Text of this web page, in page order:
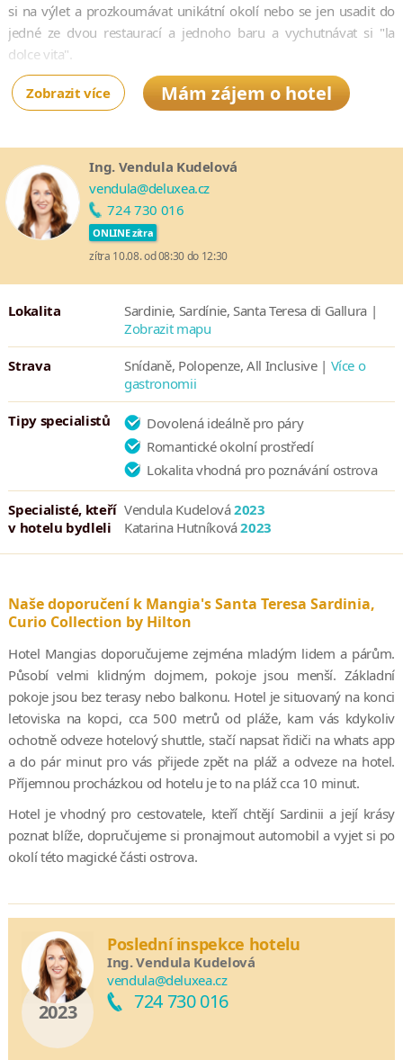
si na výlet a prozkoumávat unikátní okolí nebo se jen usadit do
jedné ze dvou restaurací a jednoho baru a vychutnávat si "la
dolce vita".
Součástí resortu je také venkovni bazén, fitness cetrum, tenisové
kurty a lázně.
ve dvoupatrové hlavní budově.
Zobrazit více Mám zájem o hotel
Ing. Vendula Kudelová
vendula@deluxea.cz
724 730 016
ONLINE zítra
zítra 10.08. od 08:30 do 12:30
Lokalita
Sardinie, Sardínie, Santa Teresa di Gallura |
Zobrazit mapu
Strava Snídaně, Polopenze, All Inclusive | Více o
gastronomii
Tipy specialistů
Dovolená ideálně pro páry
Romantické okolní prostředí
Lokalita vhodná pro poznávání ostrova
Specialisté, kteří
v hotelu bydleli
Vendula Kudelová2023
Katarina Hutníková2023
Naše doporučení k Mangia's Santa Teresa Sardinia,
Curio Collection by Hilton
Hotel Mangias doporučujeme zejména mladým lidem a párům.
Působí velmi klidným dojmem, pokoje jsou menší. Základní
pokoje jsou bez terasy nebo balkonu. Hotel je situovaný na konci
letoviska na kopci, cca 500 metrů od pláže, kam vás kdykoliv
ochotně odveze hotelový shuttle, stačí napsat řidiči na whats app
a do pár minut pro vás přijede zpět na pláž a odveze na hotel.
Příjemnou procházkou od hotelu je to na pláž cca 10 minut.
Hotel je vhodný pro cestovatele, kteří chtějí Sardinii a její krásy
poznat blíže, dopručujeme si pronajmout automobil a vyjet si po
okolí této magické části ostrova.
2023
Poslední inspekce hotelu
Ing. Vendula Kudelová
vendula@deluxea.cz
724 730 016